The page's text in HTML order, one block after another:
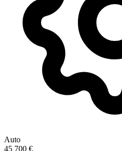
Auto
45 700 €